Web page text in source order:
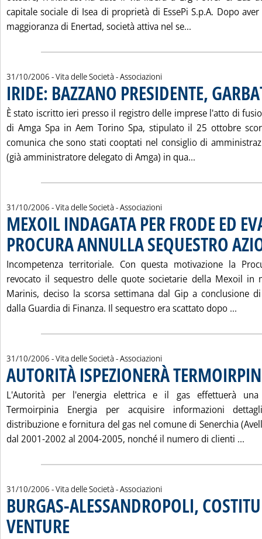
capitale sociale di Isea di proprietà di EssePi S.p.A. Dopo
maggioranza di Enertad, società attiva nel se...
31/10/2006 - Vita delle Società - Associazioni
IRIDE: BAZZANO PRESIDENTE,
È stato iscritto ieri presso il registro delle imprese l'atto di
di Amga Spa in Aem Torino Spa, stipulato il 25 ottobre
comunica che sono stati cooptati nel consiglio di
(già amministratore delegato di Amga) in qua...
31/10/2006 - Vita delle Società - Associazioni
MEXOIL INDAGATA PER FRODE ED
PROCURA ANNULLA SEQUESTRO
Incompetenza territoriale. Con questa motivazione la
revocato il sequestro delle quote societarie della Mexoil in
Marinis, deciso la scorsa settimana dal Gip a conclusione
dalla Guardia di Finanza. Il sequestro era scattato dopo ...
31/10/2006 - Vita delle Società - Associazioni
AUTORITÀ ISPEZIONERÀ
L'Autorità per l'energia elettrica e il gas effettuerà
Termoirpinia Energia per acquisire informazioni
distribuzione e fornitura del gas nel comune di Senerchia
dal 2001-2002 al 2004-2005, nonché il numero di clienti ...
31/10/2006 - Vita delle Società - Associazioni
BURGAS-ALESSANDROPOLI,
VENTURE